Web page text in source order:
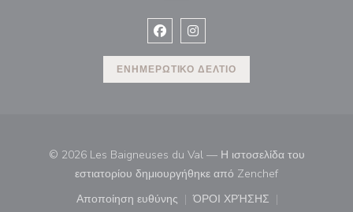
Facebook ((ανοίγει σε νέο
Instagram ((ανοίγει σε νέο
ΕΝΗΜΕΡΩΤΙΚΌ ΔΕΛΤΊΟ
© 2026 Les Baigneuses du Val — Η ιστοσελίδα του
εστιατορίου δημιουργήθηκε από Zenchef((ανοίγει σε
Αποποίηση ευθύνης
((ανοίγει σε νέο παράθυρο))
ΌΡΟΙ ΧΡΉΣΗΣ
((ανοίγει σε νέο